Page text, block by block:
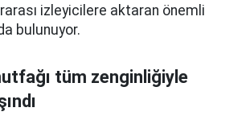
izleyicilere aktaran önemli
bulunuyor.
tüm zenginliğiyle